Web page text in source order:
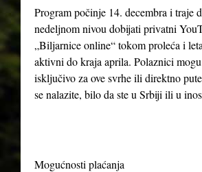
Program počinje 14. decembra i traje
nedeljnom nivou dobijati privatni
„Biljarnice online“ tokom proleća i
aktivni do kraja aprila. Polaznici
isključivo za ove svrhe ili direktno
se nalazite, bilo da ste u Srbiji ili u
Mogućnosti plaćanja